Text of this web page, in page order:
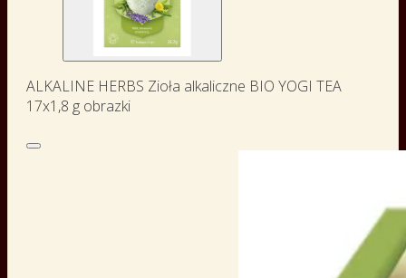
ALKALINE HERBS Zioła alkaliczne BIO YOGI TEA
17x1,8 g obrazki